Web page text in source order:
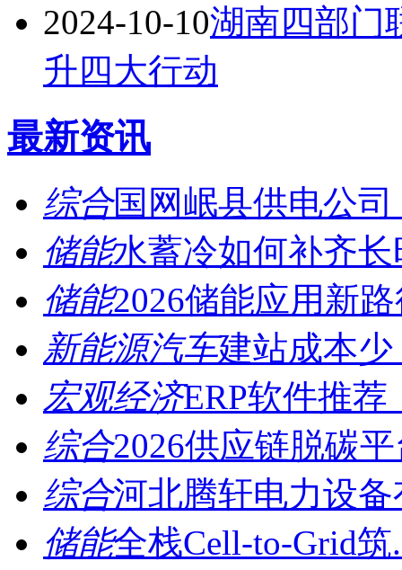
2024-10-10湖南四部门
升四大行动
最新资讯
综合国网岷县供电公
储能水蓄冷如何补齐
储能2026储能应用新
新能源汽车建站成本少
宏观经济ERP软件推
综合2026供应链脱碳
综合河北腾轩电力设
储能全栈Cell-to-Grid筑